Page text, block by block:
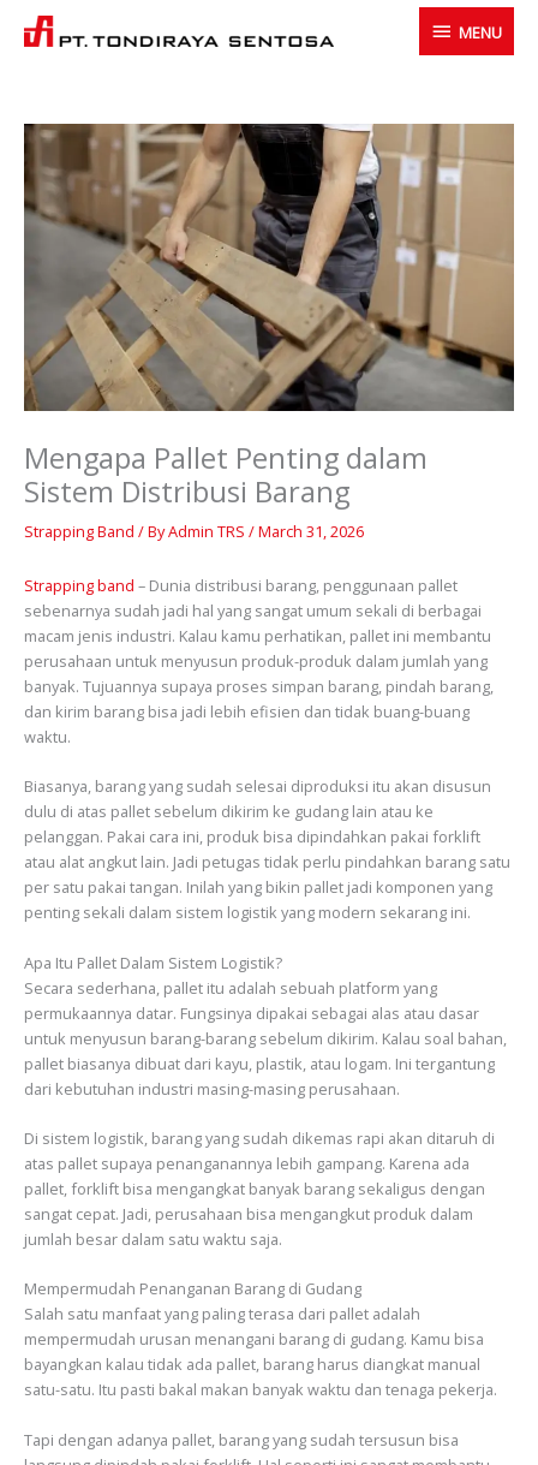
MENU
MENU
Mengapa Pallet Penting dalam
Sistem Distribusi Barang
Strapping Band / ByAdmin TRS /March 31, 2026
Strapping band – Dunia distribusi barang, penggunaan pallet
sebenarnya sudah jadi hal yang sangat umum sekali di berbagai
macam jenis industri. Kalau kamu perhatikan, pallet ini membantu
perusahaan untuk menyusun produk-produk dalam jumlah yang
banyak. Tujuannya supaya proses simpan barang, pindah barang,
dan kirim barang bisa jadi lebih efisien dan tidak buang-buang
waktu.
Biasanya, barang yang sudah selesai diproduksi itu akan disusun
dulu di atas pallet sebelum dikirim ke gudang lain atau ke
pelanggan. Pakai cara ini, produk bisa dipindahkan pakai forklift
atau alat angkut lain. Jadi petugas tidak perlu pindahkan barang satu
per satu pakai tangan. Inilah yang bikin pallet jadi komponen yang
penting sekali dalam sistem logistik yang modern sekarang ini.
Apa Itu Pallet Dalam Sistem Logistik?
Secara sederhana, pallet itu adalah sebuah platform yang
permukaannya datar. Fungsinya dipakai sebagai alas atau dasar
untuk menyusun barang-barang sebelum dikirim. Kalau soal bahan,
pallet biasanya dibuat dari kayu, plastik, atau logam. Ini tergantung
dari kebutuhan industri masing-masing perusahaan.
Di sistem logistik, barang yang sudah dikemas rapi akan ditaruh di
atas pallet supaya penanganannya lebih gampang. Karena ada
pallet, forklift bisa mengangkat banyak barang sekaligus dengan
sangat cepat. Jadi, perusahaan bisa mengangkut produk dalam
jumlah besar dalam satu waktu saja.
Mempermudah Penanganan Barang di Gudang
Salah satu manfaat yang paling terasa dari pallet adalah
mempermudah urusan menangani barang di gudang. Kamu bisa
bayangkan kalau tidak ada pallet, barang harus diangkat manual
satu-satu. Itu pasti bakal makan banyak waktu dan tenaga pekerja.
Tapi dengan adanya pallet, barang yang sudah tersusun bisa